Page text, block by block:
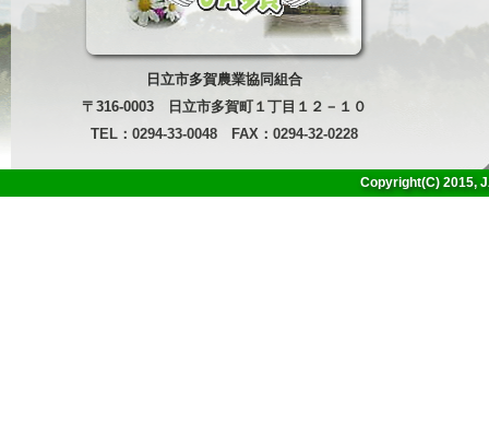
日立市多賀農業協同組合
〒316-0003 日立市多賀町１丁目１２－１０
TEL：0294-33-0048 FAX：0294-32-0228
Copyright(C) 2015,